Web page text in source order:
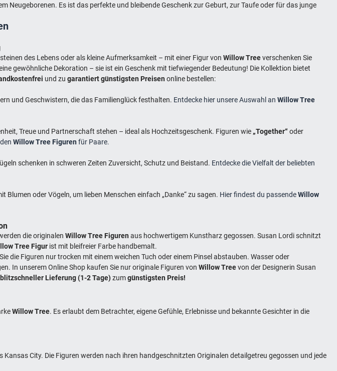
Neugeborenen. Es ist das perfekte und bleibende Geschenk zur Geburt, zur Taufe oder für das junge
des Lebens oder als kleine Aufmerksamkeit – mit einer Figur vonWillow Treeverschenken Sie
gewöhnliche Dekoration – sie ist ein Geschenk mit tiefwiegender Bedeutung! Die Kollektion bietet
und zugarantiert günstigsten Preisen online bestellen:
und Geschwistern, die das Familienglück festhalten. Entdecke hier unsere Auswahl anWillow Tree
Treue und Partnerschaft stehen – ideal als Hochzeitsgeschenk. Figuren wie „Together“ oder
denWillow Tree Figuren für Paare.
schenken in schweren Zeiten Zuversicht, Schutz und Beistand. Entdecke die Vielfalt der beliebten
Blumen oder Vögeln, um lieben Menschen einfach „Danke“ zu sagen. Hier findest du passendeWillow
die originalenWillow Tree Figuren aus hochwertigem Kunstharz gegossen. Susan Lordi schnitzt
Tree Figur ist mit bleifreier Farbe handbemalt.
die Figuren nur trocken mit einem weichen Tuch oder einem Pinsel abstauben. Wasser oder
In unserem Online Shop kaufen Sie nur originale Figuren vonWillow Treevon der Designerin Susan
blitzschneller Lieferung (1-2 Tage)zumgünstigsten Preis!
Willow Tree. Es erlaubt dem Betrachter, eigene Gefühle, Erlebnisse und bekannte Gesichter in die
City. Die Figuren werden nach ihren handgeschnitzten Originalen detailgetreu gegossen und jede